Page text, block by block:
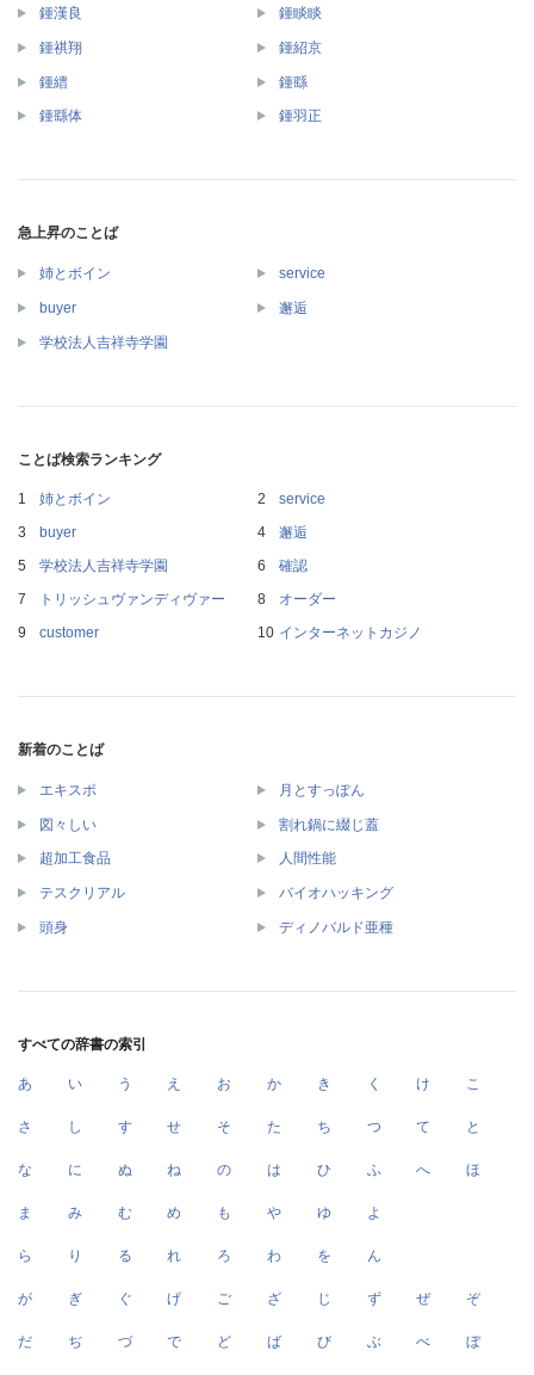
鍾漢良 鍾睒睒
鍾祺翔 鍾紹京
鍾縉 鍾繇
鍾繇体 鍾羽正
急上昇のことば
姉とボイン service
buyer 邂逅
学校法人吉祥寺学園
ことば検索ランキング
姉とボイン
service
buyer
邂逅
学校法人吉祥寺学園
確認
トリッシュヴァンディヴァー
オーダー
customer
インターネットカジノ
新着のことば
エキスポ 月とすっぽん
図々しい 割れ鍋に綴じ蓋
超加工食品 人間性能
テスクリアル バイオハッキング
頭身 ディノバルド亜種
すべての辞書の索引
あ い う え お か き く け こ
さ し す せ そ た ち つ て と
な に ぬ ね の は ひ ふ へ ほ
ま み む め も や ゆ よ
ら り る れ ろ わ を ん
が ぎ ぐ げ ご ざ じ ず ぜ ぞ
だ ぢ づ で ど ば び ぶ べ ぼ